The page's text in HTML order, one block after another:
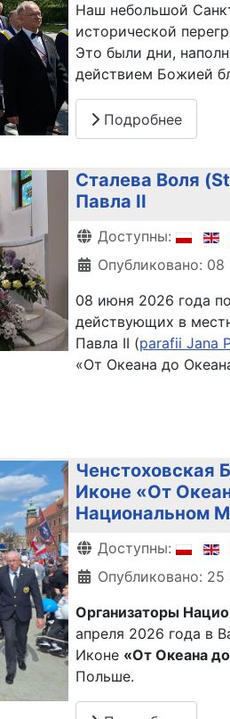
Наш небольшой
исторической
Это были дни,
действием Божией
Подробнее
Сталева Воля
Павла II
Информация о
Доступны:
Опубликовано:
08 июня 2026 года
действующих в
Павла II (parafii Jana
«От Океана до
Ченстоховская
Иконе «От
Национальном
Информация о
Доступны:
Опубликовано: 25
Организаторы
апреля 2026 года в
Иконе «От Океана
Польше.